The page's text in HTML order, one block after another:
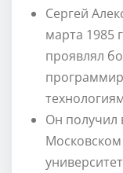
Сергей
марта 1985
проявлял
Он получил